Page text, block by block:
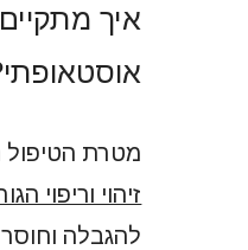
איך
מטרת הטיפול
זיהוי וריפוי
להגבלה